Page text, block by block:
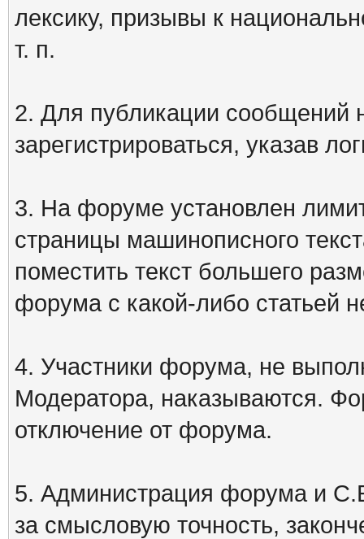
лексику, призывы к
т. п.
2. Для публикации сообщений
зарегистрироваться, указав
3. На форуме установлен
страницы машинописного
поместить текст большего
форума с какой-либо статьей
4. Участники форума, не
Модератора, наказываются.
отключение от форума.
5. Администрация форума и
за смысловую точность,